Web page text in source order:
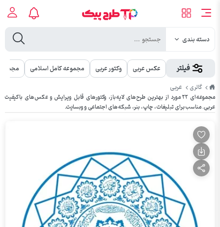
دسته بندی
فیلتر عکس عربی وکتور عربی مجموعه کامل اسلامی
طرح
پیک
گالری عربی
مجموعه‌ای ۲۲ مورد از بهترین طرح‌های لایه‌باز، وکتورهای قابل ویرایش و عکس‌های باکیفیت
عربی. مناسب برای تبلیغات، چاپ، بنر، شبکه‌های اجتماعی و وبسایت.